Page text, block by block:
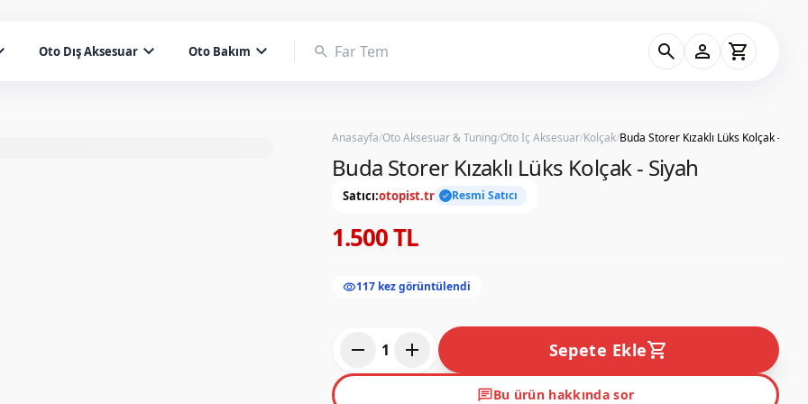
Oto Dış Aksesuar expand_more Oto Bakım expand_more search search person shopping_cart
Anasayfa/Oto Aksesuar & Tuning/Oto İç Aksesuar/Kolçak/Buda Storer Kızaklı Lüks Kolçak -
Buda Storer Kızaklı Lüks Kolçak - Siyah
Satıcı:otopist.tr check Resmi Satıcı
1.500 TL
visibility117 kez görüntülendi
remove 1 add Sepete Ekleshopping_cart
chatBu ürün hakkında sor